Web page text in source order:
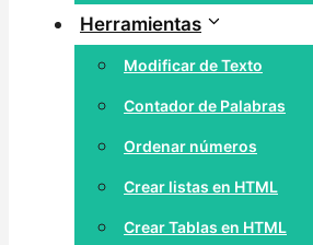
Herramientas
Modificar de Texto
Contador de Palabras
Ordenar números
Crear listas en HTML
Crear Tablas en HTML